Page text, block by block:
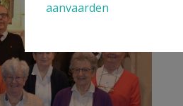
aanvaarden